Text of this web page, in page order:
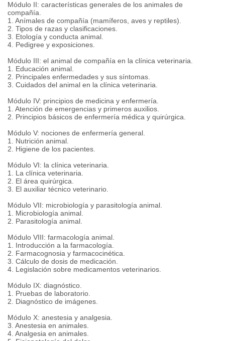
Módulo II: características generales de los animales de
compañía.
1. Anímales de compañía (mamíferos, aves y reptiles).
2. Tipos de razas y clasificaciones.
3. Etología y conducta animal.
4. Pedigree y exposiciones.
Módulo III: el animal de compañía en la clínica veterinaria.
1. Educación animal.
2. Principales enfermedades y sus síntomas.
3. Cuidados del animal en la clínica veterinaria.
Módulo IV: principios de medicina y enfermería.
1. Atención de emergencias y primeros auxilios.
2. Principios básicos de enfermería médica y quirúrgica.
Módulo V: nociones de enfermería general.
1. Nutrición animal.
2. Higiene de los pacientes.
Módulo VI: la clínica veterinaria.
1. La clínica veterinaria.
2. El área quirúrgica.
3. El auxiliar técnico veterinario.
Módulo VII: microbiología y parasitología animal.
1. Microbiología animal.
2. Parasitología animal.
Módulo VIII: farmacología animal.
1. Introducción a la farmacología.
2. Farmacognosia y farmacocinética.
3. Cálculo de dosis de medicación.
4. Legislación sobre medicamentos veterinarios.
Módulo IX: diagnóstico.
1. Pruebas de laboratorio.
2. Diagnóstico de imágenes.
Módulo X: anestesia y analgesia.
3. Anestesia en animales.
4. Analgesia en animales.